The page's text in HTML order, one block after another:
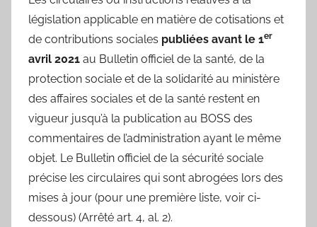
législation applicable en matière de cotisations et
de contributions sociales publiées avant le 1er
avril 2021 au Bulletin officiel de la santé, de la
protection sociale et de la solidarité au ministère
des affaires sociales et de la santé restent en
vigueur jusqu’à la publication au BOSS des
commentaires de l’administration ayant le même
objet. Le Bulletin officiel de la sécurité sociale
précise les circulaires qui sont abrogées lors des
mises à jour (pour une première liste, voir ci-
dessous) (Arrêté art. 4, al. 2).